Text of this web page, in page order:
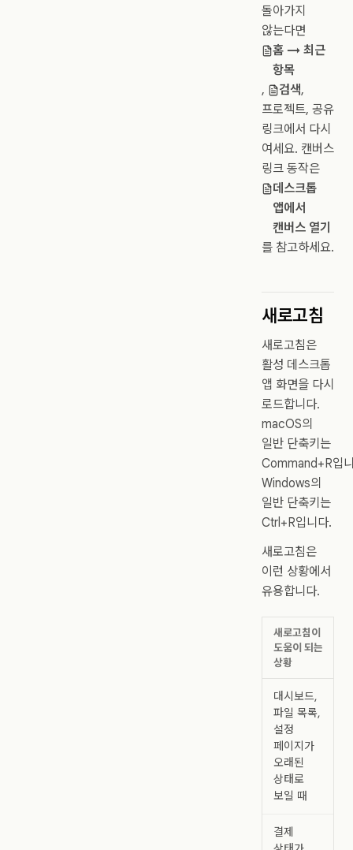
돌아가지
않는다면
홈 → 최근
항목
,
검색,
프로젝트, 공유
링크에서 다시
여세요. 캔버스
링크 동작은
데스크톱
앱에서
캔버스 열기
를 참고하세요.
새로고침
새로고침은
활성 데스크톱
앱 화면을 다시
로드합니다.
macOS의
일반 단축키는
Command+R입
Windows의
일반 단축키는
Ctrl+R입니다.
새로고침은
이런 상황에서
유용합니다.
새로고침이
도움이 되는
상황
대시보드,
파일 목록,
설정
페이지가
오래된
상태로
보일 때
결제